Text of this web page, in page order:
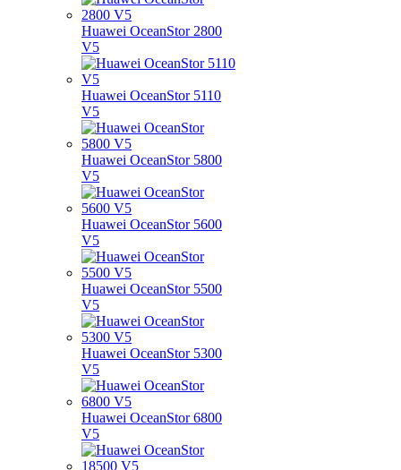
Huawei OceanStor 2800
V5
Huawei OceanStor 5110
V5
Huawei OceanStor 5800
V5
Huawei OceanStor 5600
V5
Huawei OceanStor 5500
V5
Huawei OceanStor 5300
V5
Huawei OceanStor 6800
V5